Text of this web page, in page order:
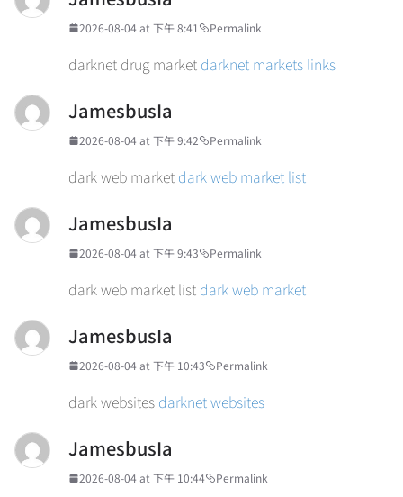
2026-08-04 at 下午 8:41 Permalink
darknet drug market darknet markets links
JamesbusIa
2026-08-04 at 下午 9:42 Permalink
dark web market dark web market list
JamesbusIa
2026-08-04 at 下午 9:43 Permalink
dark web market list dark web market
JamesbusIa
2026-08-04 at 下午 10:43 Permalink
dark websites darknet websites
JamesbusIa
2026-08-04 at 下午 10:44 Permalink